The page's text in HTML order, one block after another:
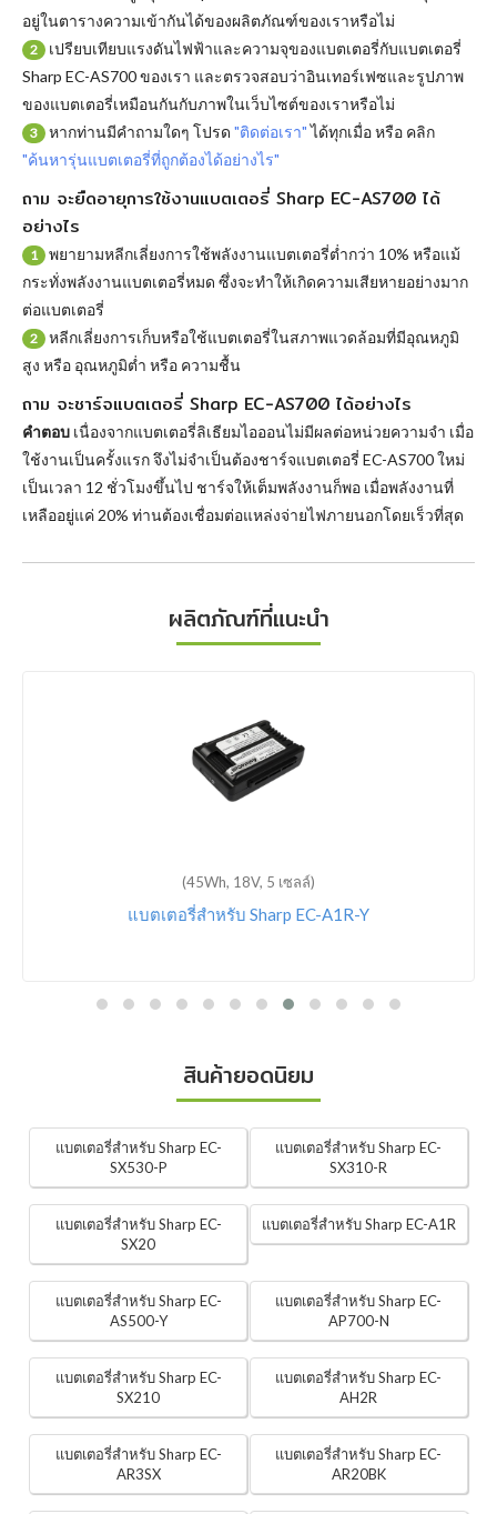
อยู่ในตารางความเข้ากันได้ของผลิตภัณฑ์ของเราหรือไม่
2
เปรียบเทียบแรงดันไฟฟ้าและความจุของแบตเตอรี่กับแบตเตอรี่
Sharp EC-AS700 ของเรา และตรวจสอบว่าอินเทอร์เฟซและรูปภาพ
ของแบตเตอรี่เหมือนกันกับภาพในเว็บไซต์ของเราหรือไม่
3 หากท่านมีคำถามใดๆ โปรด "ติดต่อเรา"ได้ทุกเมื่อ หรือ คลิก
"ค้นหารุ่นแบตเตอรี่ที่ถูกต้องได้อย่างไร"
ถาม จะยืดอายุการใช้งานแบตเตอรี่ Sharp EC-AS700 ได้
อย่างไร
1
พยายามหลีกเลี่ยงการใช้พลังงานแบตเตอรี่ต่ำกว่า 10% หรือแม้
กระทั่งพลังงานแบตเตอรี่หมด ซึ่งจะทำให้เกิดความเสียหายอย่างมาก
ต่อแบตเตอรี่
2
หลีกเลี่ยงการเก็บหรือใช้แบตเตอรี่ในสภาพแวดล้อมที่มีอุณหภูมิ
สูง หรือ อุณหภูมิต่ำ หรือ ความชื้น
ถาม จะชาร์จแบตเตอรี่ Sharp EC-AS700 ได้อย่างไร
คำตอบ เนื่องจากแบตเตอรี่ลิเธียมไอออนไม่มีผลต่อหน่วยความจำ เมื่อ
ใช้งานเป็นครั้งแรก จึงไม่จำเป็นต้องชาร์จแบตเตอรี่ EC-AS700 ใหม่
เป็นเวลา 12 ชั่วโมงขึ้นไป ชาร์จให้เต็มพลังงานก็พอ เมื่อพลังงานที่
เหลืออยู่แค่ 20% ท่านต้องเชื่อมต่อแหล่งจ่ายไฟภายนอกโดยเร็วที่สุด
ผลิตภัณฑ์ที่แนะนำ
(45Wh, 18V, 5 เซลล์)
แบตเตอรี่สำหรับ Sharp EC-A1R-P
สินค้ายอดนิยม
แบตเตอรี่สำหรับ Sharp EC-
SX530-P
แบตเตอรี่สำหรับ Sharp EC-
SX310-R
แบตเตอรี่สำหรับ Sharp EC-
SX20
แบตเตอรี่สำหรับ Sharp EC-A1R
แบตเตอรี่สำหรับ Sharp EC-
AS500-Y
แบตเตอรี่สำหรับ Sharp EC-
AP700-N
แบตเตอรี่สำหรับ Sharp EC-
SX210
แบตเตอรี่สำหรับ Sharp EC-
AH2R
แบตเตอรี่สำหรับ Sharp EC-
AR3SX
แบตเตอรี่สำหรับ Sharp EC-
AR20BK